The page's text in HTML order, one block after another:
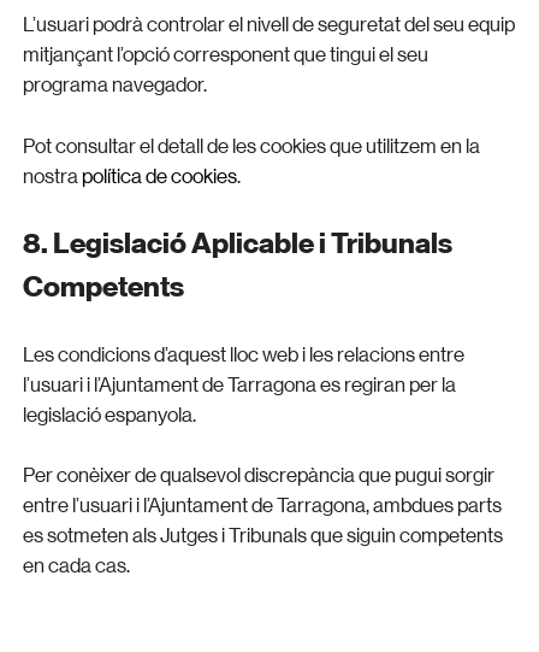
L’usuari podrà controlar el nivell de seguretat del seu equip
mitjançant l’opció corresponent que tingui el seu
programa navegador.
Pot consultar el detall de les cookies que utilitzem en la
nostra política de cookies.
8. Legislació Aplicable i Tribunals
Competents
Les condicions d’aquest lloc web i les relacions entre
l’usuari i l’Ajuntament de Tarragona es regiran per la
legislació espanyola.
Per conèixer de qualsevol discrepància que pugui sorgir
entre l’usuari i l’Ajuntament de Tarragona, ambdues parts
es sotmeten als Jutges i Tribunals que siguin competents
en cada cas.